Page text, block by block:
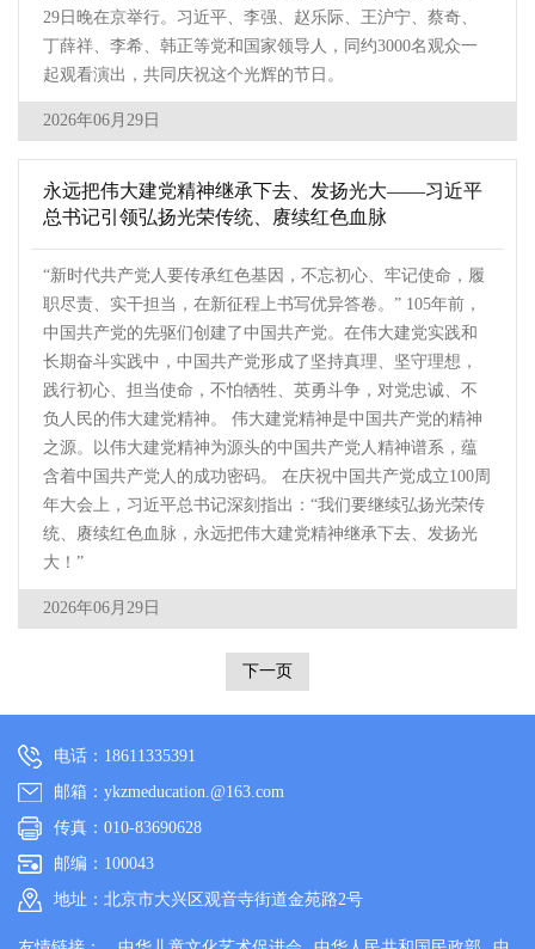
29日晚在京举行。习近平、李强、赵乐际、王沪宁、蔡奇、
丁薛祥、李希、韩正等党和国家领导人，同约3000名观众一
起观看演出，共同庆祝这个光辉的节日。
2026年06月29日
永远把伟大建党精神继承下去、发扬光大——习近平
总书记引领弘扬光荣传统、赓续红色血脉
“新时代共产党人要传承红色基因，不忘初心、牢记使命，履
职尽责、实干担当，在新征程上书写优异答卷。” 105年前，
中国共产党的先驱们创建了中国共产党。在伟大建党实践和
长期奋斗实践中，中国共产党形成了坚持真理、坚守理想，
践行初心、担当使命，不怕牺牲、英勇斗争，对党忠诚、不
负人民的伟大建党精神。 伟大建党精神是中国共产党的精神
之源。以伟大建党精神为源头的中国共产党人精神谱系，蕴
含着中国共产党人的成功密码。 在庆祝中国共产党成立100周
年大会上，习近平总书记深刻指出：“我们要继续弘扬光荣传
统、赓续红色血脉，永远把伟大建党精神继承下去、发扬光
大！”
2026年06月29日
下一页
电话：18611335391
邮箱：ykzmeducation.@163.com
传真：010-83690628
邮编：100043
地址：北京市大兴区观音寺街道金苑路2号